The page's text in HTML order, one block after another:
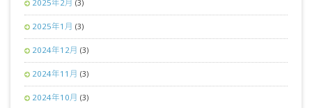
2025年2月 (3)
2025年1月 (3)
2024年12月 (3)
2024年11月 (3)
2024年10月 (3)